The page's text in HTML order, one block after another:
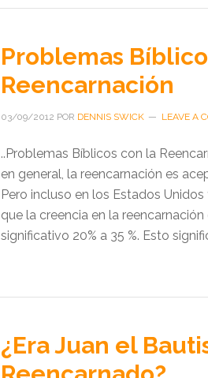
Problemas
Reencarnación
03/09/2012 POR DENNIS SWICK LEAVE A
..Problemas Bíblicos con la
en general, la reencarnación es
Pero incluso en los Estados
que la creencia en la
significativo 20% a 35 %. Esto
¿Era Juan el